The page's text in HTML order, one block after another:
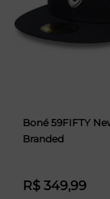
Boné 59FIFTY
Branded
R$ 349,99